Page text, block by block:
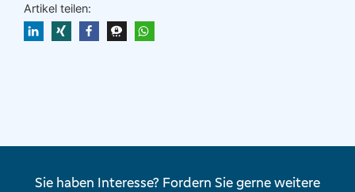
Artikel teilen:
Sie haben Interesse? Fordern Sie gerne weitere